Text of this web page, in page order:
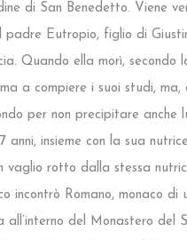
di San Benedetto. Viene
Eutropio, figlio di
Quando ella morì,
a compiere i suoi studi,
per non precipitare anche
insieme con la sua
vaglio rotto dalla stessa
Romano, monaco di
del Monastero del